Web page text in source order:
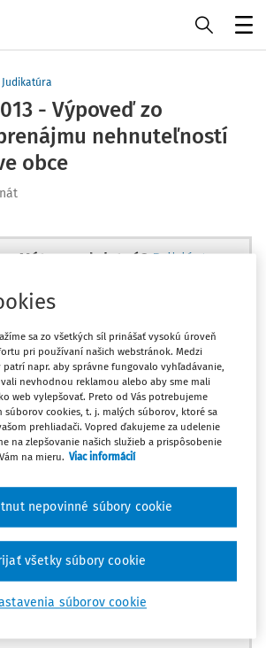
Judikatúra
- Výpoveď zo
nehnuteľností
obce
Máte predplatné? Prihláste sa
ste si prečítali len
začiatok...
obsah z tejto oblasti je
predplatiteľom portálu.
si prístup k odbornému
získajte prístup na 10 dní
stačí sa len zaregistrovať.
registrácii získate prístup aj k
sa zo všetkých síl prinášať vysokú úroveň
pri používaní našich webstránok. Medzi
napr. aby správne fungovalo vyhľadávanie,
nevhodnou reklamou alebo aby sme mali
web vylepšovať. Preto od Vás potrebujeme
súborov cookies, t. j. malých súborov, ktoré sa
prehliadači. Vopred ďakujeme za udelenie
na zlepšovanie našich služieb a prispôsobenie
na mieru. Viac informácií
súborov cookie
nepovinné súbory cookie
všetky súbory cookie